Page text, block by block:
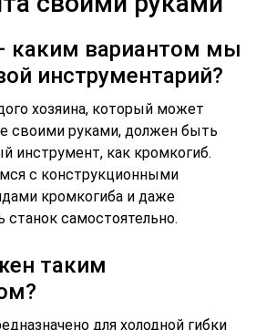
каким вариантом мы
инструментарий?
хозяина, который может
своими руками, должен быть
инструмент, как кромкогиб.
с конструкционными
кромкогиба и даже
станок самостоятельно.
таким
для холодной гибки